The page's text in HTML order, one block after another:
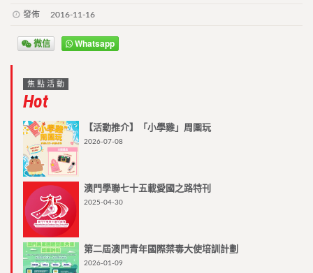
發佈 2016-11-16
微信 Whatsapp
焦點活動
Hot
【活動推介】「小學雞」周圍玩
2026-07-08
澳門學聯七十五載愛國之路特刊
2025-04-30
第二屆澳門青年國際禁毒大使培訓計劃
2026-01-09